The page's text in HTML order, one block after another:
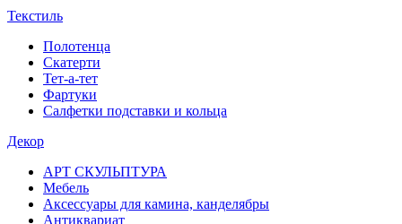
Текстиль
Полотенца
Скатерти
Тет-а-тет
Фартуки
Салфетки подставки и кольца
Декор
АРТ СКУЛЬПТУРА
Мебель
Аксессуары для камина, канделябры
Антиквариат